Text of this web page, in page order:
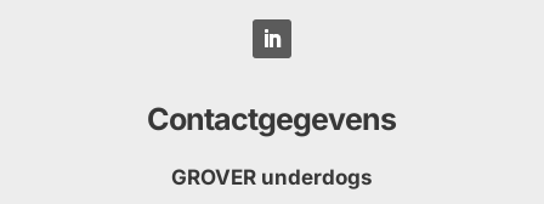
Contactgegevens
GROVER underdogs